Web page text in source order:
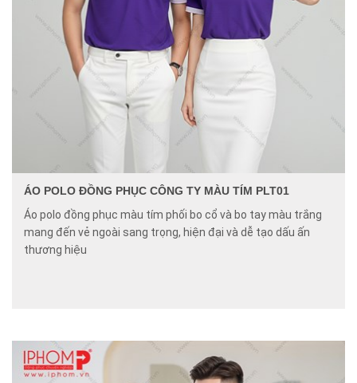
ÁO POLO ĐỒNG PHỤC CÔNG TY MÀU TÍM PLT01
Áo polo đồng phục màu tím phối bo cổ và bo tay màu trắng
mang đến vẻ ngoài sang trọng, hiện đại và dễ tạo dấu ấn
thương hiệu